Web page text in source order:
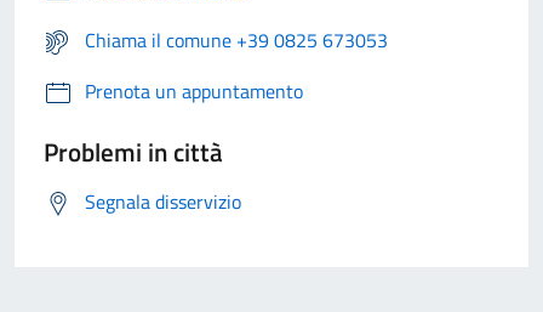
Chiama il comune +39 0825 673053
Prenota un appuntamento
Problemi in città
Segnala disservizio